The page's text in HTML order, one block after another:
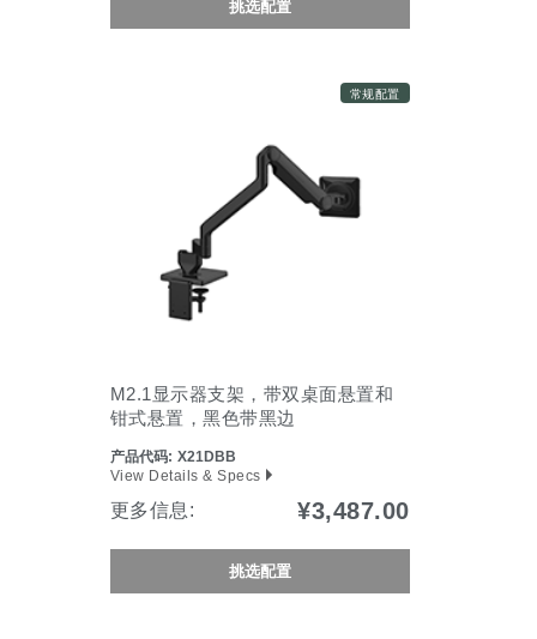
挑选配置
常规配置
M2.1显示器支架，带双桌面悬置和
钳式悬置，黑色带黑边
产品代码: X21DBB
View Details & Specs
更多信息: ¥3,487.00
挑选配置